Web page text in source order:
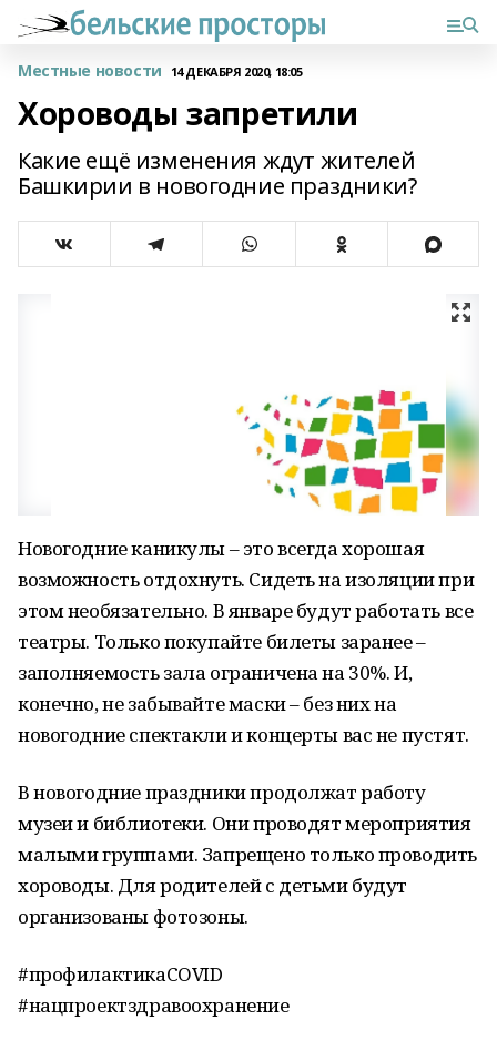
Местные новости 14 ДЕКАБРЯ 2020, 18:05
Хороводы запретили
Какие ещё изменения ждут жителей
Башкирии в новогодние праздники?
Новогодние каникулы – это всегда хорошая
возможность отдохнуть. Сидеть на изоляции при
этом необязательно. В январе будут работать все
театры. Только покупайте билеты заранее –
заполняемость зала ограничена на 30%. И,
конечно, не забывайте маски – без них на
новогодние спектакли и концерты вас не пустят.
В новогодние праздники продолжат работу
музеи и библиотеки. Они проводят мероприятия
малыми группами. Запрещено только проводить
хороводы. Для родителей с детьми будут
организованы фотозоны.
#профилактикаCOVID
#нацпроектздравоохранение